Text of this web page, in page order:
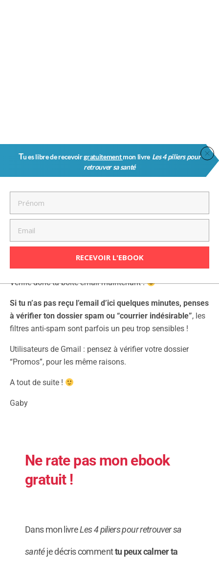
C’est Presque Fini ! Dernière Étape
Merci de ton inscription pour recevoir l’ebook.
Tu viens de recevoir le lien de téléchargement par email.
Vérifie donc ta boite email maintenant !
Si tu n’as pas reçu l’email d’ici quelques minutes, penses
à vérifier ton dossier spam ou “courrier indésirable”, les
filtres anti-spam sont parfois un peu trop sensibles !
Utilisateurs de Gmail : pensez à vérifier votre dossier
“Promos”, pour les même raisons.
A tout de suite !
Gaby
Ne rate pas mon ebook
gratuit !
Dans mon livreLes 4 piliers pour retrouver sa
santéje décris commenttu peux calmer ta
Tu es libre de recevoirgratuitementmon livre Les 4 piliers pour
retrouver sa santé
RECEVOIR L'EBOOK